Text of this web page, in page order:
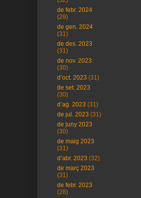
de febr. 2024
(29)
de gen. 2024
(31)
de des. 2023
(31)
de nov. 2023
(30)
d’oct. 2023 (31)
de set. 2023
(30)
d’ag. 2023 (31)
de jul. 2023 (31)
de juny 2023
(30)
de maig 2023
(31)
d’abr. 2023 (32)
de març 2023
(31)
de febr. 2023
(28)